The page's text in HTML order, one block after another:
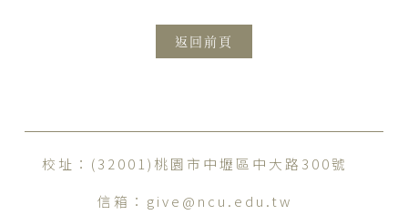
返回前頁
校址：(32001)桃園市中壢區中大路300號
信箱： give@ncu.edu.tw